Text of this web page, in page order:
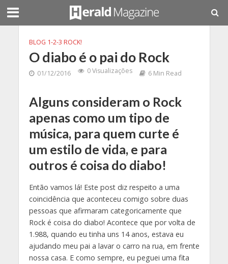
BLOG 1-2-3 ROCK!
O diabo é o pai do Rock
01/12/2016 0 Visualizações 6 Min Read
Alguns consideram o Rock
apenas como um tipo de
música, para quem curte é
um estilo de vida, e para
outros é coisa do diabo!
Então vamos lá! Este post diz respeito a uma
coincidência que aconteceu comigo sobre duas
pessoas que afirmaram categoricamente que
Rock é coisa do diabo! Acontece que por volta de
1.988, quando eu tinha uns 14 anos, estava eu
ajudando meu pai a lavar o carro na rua, em frente
nossa casa. E como sempre, eu peguei uma fita